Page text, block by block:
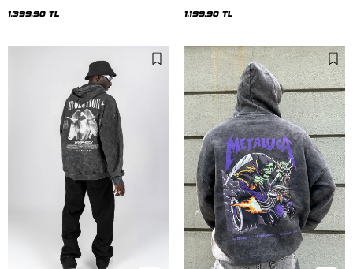
Hoodie
1.399,90 TL 1.199,90 TL